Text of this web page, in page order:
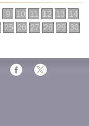
9 10 11 12 13
14
25 26 27 28 29 30